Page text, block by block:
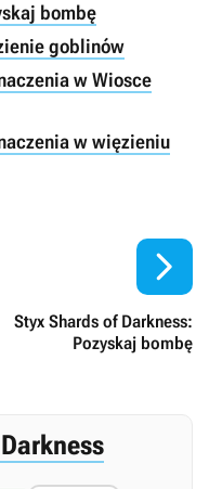
bombę
goblinów
w Wiosce
w więzieniu
Styx Shards of Darkness:
Pozyskaj bombę
